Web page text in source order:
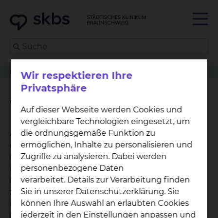
Klinikwegweiser Frauenheilkunde Wochenbettstation B24
Wochenbettstation B24
Auf unserer Wochenbettstation werden Sie von
einem interdisziplinären Team aus Hebammen,
Pflegefachkräften und einer Stillspezialistin
(IBCLC) ganzheitlich beraten und betreut. Je eine
Bezugsperson pro Dienst ist für Sie und Ihr Kind
zuständig. „Rooming-In“ ist selbstverständlich,
niemand wird Sie ohne dringende medizinische
Notwendigkeit von Ihrem Kind trennen. Ihnen
Wir respektieren Ihre
Privatsphäre
Auf dieser Webseite werden Cookies und
vergleichbare Technologien eingesetzt, um
die ordnungsgemäße Funktion zu
ermöglichen, Inhalte zu personalisieren und
Zugriffe zu analysieren. Dabei werden
personenbezogene Daten
verarbeitet. Details zur Verarbeitung finden
Sie in unserer Datenschutzerklärung. Sie
können Ihre Auswahl an erlaubten Cookies
jederzeit in den Einstellungen anpassen und